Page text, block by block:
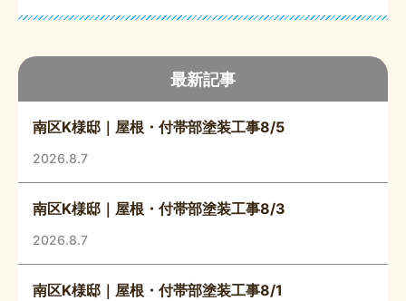
最新記事
南区K様邸｜屋根・付帯部塗装工事8/5
2026.8.7
南区K様邸｜屋根・付帯部塗装工事8/3
2026.8.7
南区K様邸｜屋根・付帯部塗装工事8/1